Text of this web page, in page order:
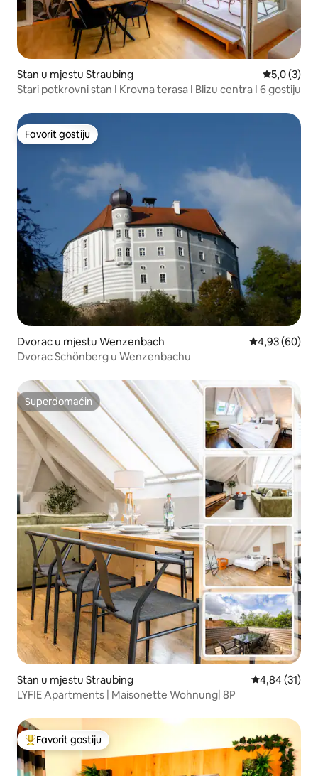
Stan u mjestu Straubing Prosječna
5,0 (3)
Stari potkrovni stan I Krovna terasa I Blizu centra I 6 gostiju
Favorit gostiju
Favorit gostiju
Dvorac u mjestu Wenzenbach Prosječna
4,93 (60)
Dvorac Schönberg u Wenzenbachu
Superdomaćin
Superdomaćin
Stan u mjestu Straubing Prosječna
4,84 (31)
LYFIE Apartments | Maisonette Wohnung| 8P
Glavni favorit gostiju
Favorit gostiju